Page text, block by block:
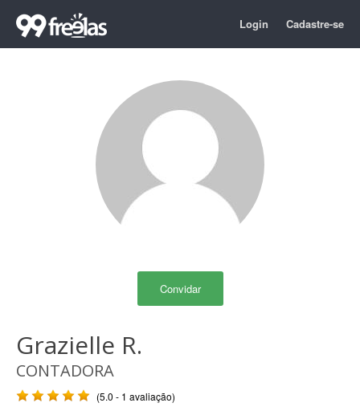
Login Cadastre-se
Convidar
Grazielle R.
CONTADORA
(5.0 - 1 avaliação)